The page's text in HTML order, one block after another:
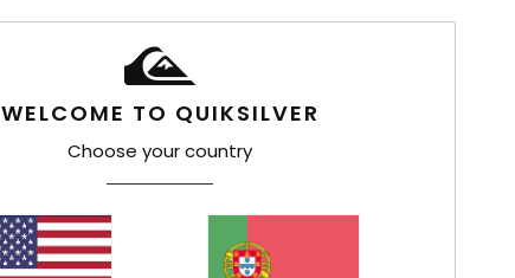
WELCOME TO QUIKSILVER
Choose your country